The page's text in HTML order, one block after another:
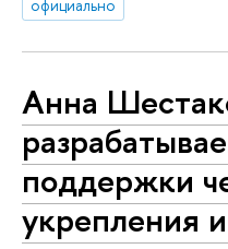
официально
Анна
поддержки
укрепления